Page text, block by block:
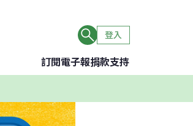
登入
訂閱電子報捐款支持